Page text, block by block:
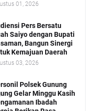
01, 2026
Pers Bersatu
Saiyo dengan Bupati
Bangun Sinergi
Kemajuan Daerah
03, 2026
Polsek Gunung
Gelar Minggu Kasih
Ibadah